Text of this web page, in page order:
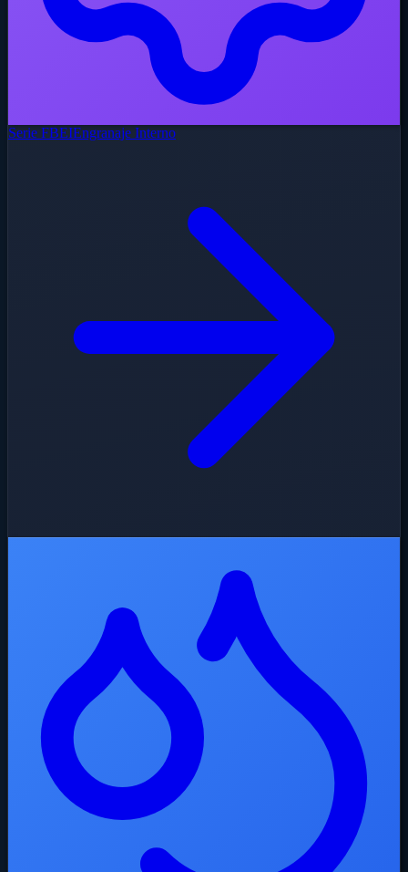
Serie FBEIEngranaje Interno